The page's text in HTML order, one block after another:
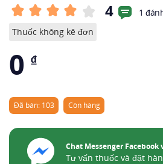
4
1
Thuốc không kê đơn
0 ₫
Đã bán: 103 Còn hàng
Chat Messenger
Tư vấn thuốc và đặt